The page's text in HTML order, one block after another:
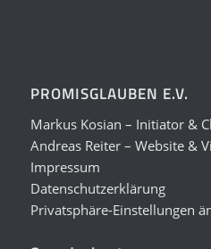
PROMISGLAUBEN E.V.
Markus Kosian – Initiator &
Andreas Reiter – Website &
Impressum
Datenschutzerklärung
Privatsphäre-Einstellungen